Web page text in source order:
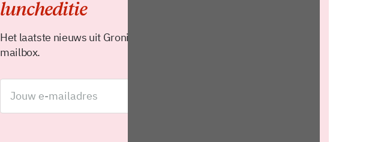
luncheditie
Het laatste nieuws uit Groningen elke middag in je
mailbox.